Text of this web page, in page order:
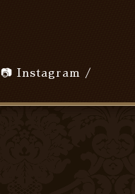
📷 Instagram / イ